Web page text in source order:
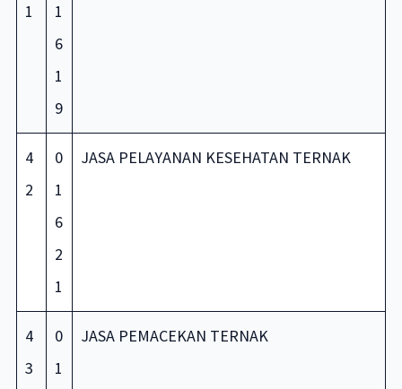
1
1
6
1
9
4
2
0
1
6
2
1
JASA PELAYANAN KESEHATAN TERNAK
4
3
0
1
JASA PEMACEKAN TERNAK